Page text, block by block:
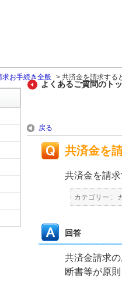
求お手続き全般 > 共済金を請求する
よくあるご質問のト
戻る
共済金を
共済金を請
カテゴリー :
回答
共済金請求
断書等が原